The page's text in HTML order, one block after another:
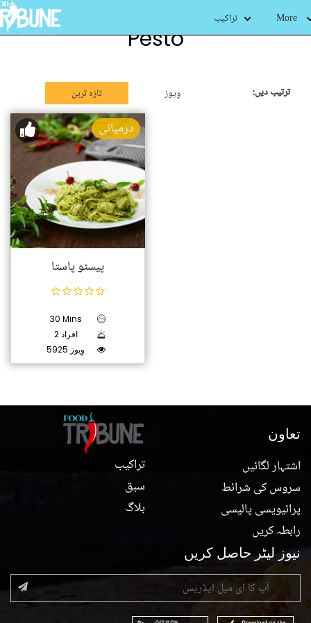
تراکیب More
Pesto
ترتیب دیں: تازہ ترین وِیوز
درمیانی
پیسٹو پاستا
30 Mins
2 افراد
5925 وِیوز
تراکیب
سبق
بلاگ
تعاون
اشتہار لگائیں
سروس کی شرائط
پرائیویسی پالیسی
رابطہ کریں
نیوز لیٹر حاصل کریں